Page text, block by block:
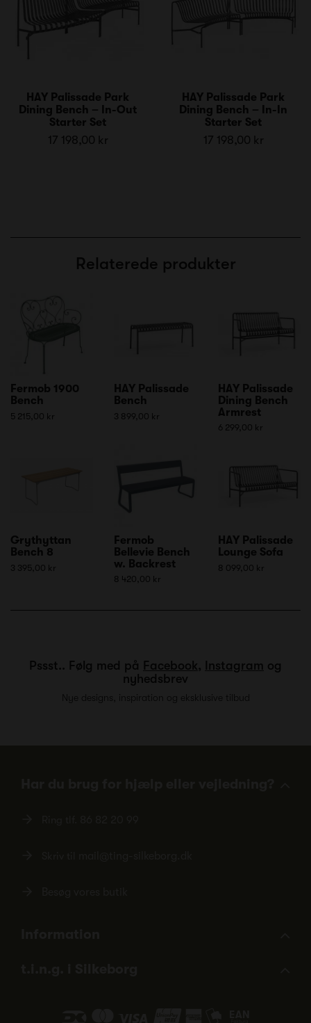
HAY Palissade Park
Dining Bench – In-Out
Starter Set
17 198,00 kr
HAY Palissade Park
Dining Bench – In-In
Starter Set
17 198,00 kr
Relaterede produkter
Fermob 1900
Bench
5 215,00 kr
HAY Palissade
Bench
3 899,00 kr
HAY Palissade
Dining Bench
Armrest
6 299,00 kr
Grythyttan
Bench 8
3 395,00 kr
Fermob
Bellevie Bench
w. Backrest
8 420,00 kr
HAY Palissade
Lounge Sofa
8 099,00 kr
Pssst.. Følg med på Facebook, Instagram og
nyhedsbrev
Nye designs, inspiration og eksklusive tilbud